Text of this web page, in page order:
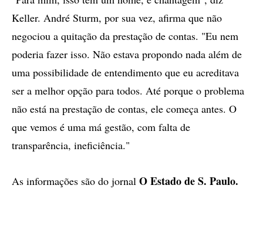
Keller. André Sturm, por sua vez, afirma que não
negociou a quitação da prestação de contas. "Eu nem
poderia fazer isso. Não estava propondo nada além de
uma possibilidade de entendimento que eu acreditava
ser a melhor opção para todos. Até porque o problema
não está na prestação de contas, ele começa antes. O
que vemos é uma má gestão, com falta de
transparência, ineficiência."
As informações são do jornal O Estado de S. Paulo.